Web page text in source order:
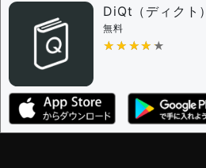
DiQt（ディクト）
無料
★★★★★
★★★★★